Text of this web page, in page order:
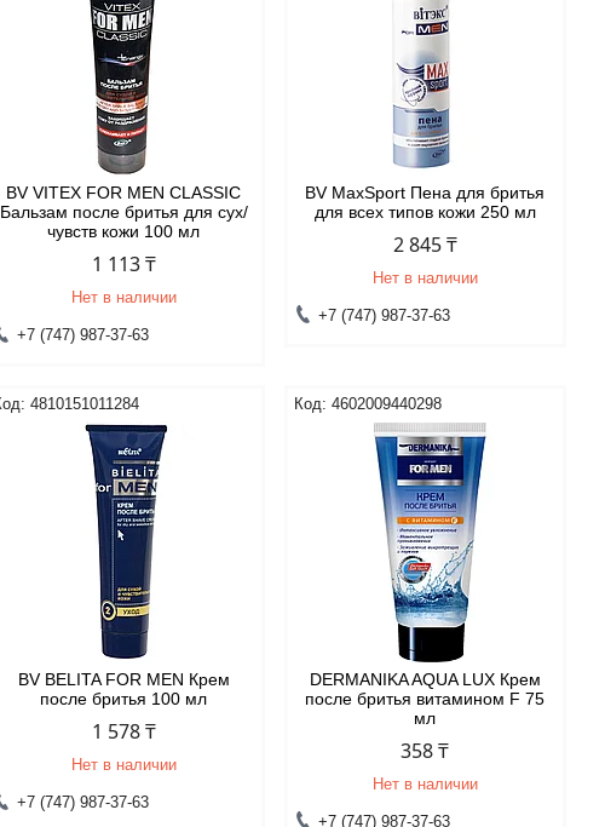
BV VITEX FOR MEN CLASSIC
Бальзам после бритья для сух/
чувств кожи 100 мл
1 113 ₸
Нет в наличии
+7 (747) 987-37-63
BV MaxSport Пена для бритья
для всех типов кожи 250 мл
2 845 ₸
Нет в наличии
+7 (747) 987-37-63
4810151011284
BV BELITA FOR MEN Крем
после бритья 100 мл
1 578 ₸
Нет в наличии
+7 (747) 987-37-63
4602009440298
DERMANIKA AQUA LUX Крем
после бритья витамином F 75
мл
358 ₸
Нет в наличии
+7 (747) 987-37-63